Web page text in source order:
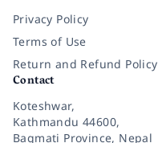
Privacy Policy
Terms of Use
Return and Refund Policy
Contact
Koteshwar,
Kathmandu 44600,
Bagmati Province, Nepal